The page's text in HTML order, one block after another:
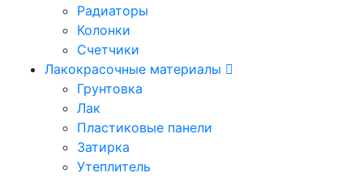
Радиаторы
Колонки
Счетчики
Лакокрасочные материалы
Грунтовка
Лак
Пластиковые панели
Затирка
Утеплитель